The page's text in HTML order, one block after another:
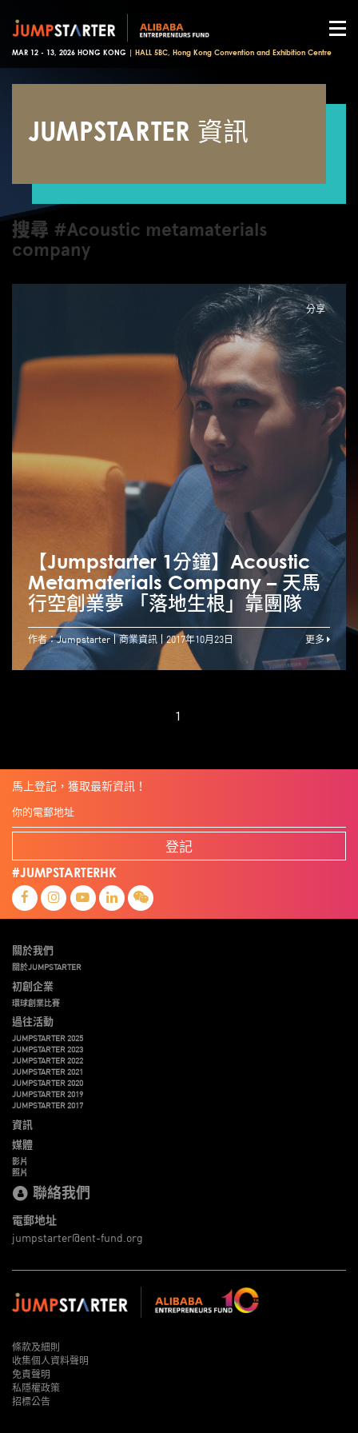
MAR 12 - 13, 2026 HONG KONG | HALL 5BC, Hong Kong Convention and Exhibition Centre
JUMPSTARTER 資訊
搜尋 #Acoustic metamaterials
company
分享
【Jumpstarter 1分鐘】Acoustic
Metamaterials Company – 天馬
行空創業夢 「落地生根」靠團隊
作者：Jumpstarter 商業資訊 2017年10月23日 更多
1
馬上登記，獲取最新資訊！
登記
#JUMPSTARTERHK
關於我們
關於JUMPSTARTER
初創企業
環球創業比賽
過往活動
JUMPSTARTER 2025
JUMPSTARTER 2023
JUMPSTARTER 2022
JUMPSTARTER 2021
JUMPSTARTER 2020
JUMPSTARTER 2019
JUMPSTARTER 2017
資訊
媒體
影片
照片
聯絡我們
電郵地址
jumpstarter@ent-fund.org
條款及細則
收集個人資料聲明
免責聲明
私隱權政策
招標公告